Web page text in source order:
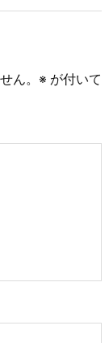
ん。 ※ が付いて